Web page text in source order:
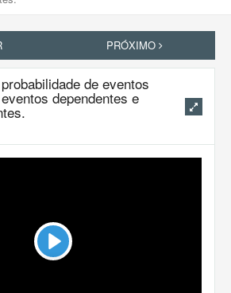
PRÓXIMO
de eventos
dependentes e
Play